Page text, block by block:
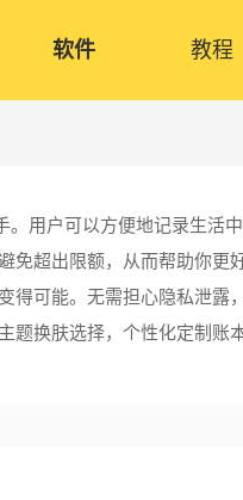
软件 教程
用户可以方便地记录生活
免超出限额，从而帮助你更
得可能。无需担心隐私泄露
题换肤选择，个性化定制账